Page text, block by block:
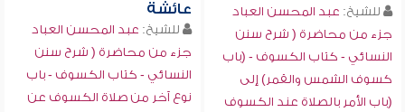
للشيخ: عبد المحسن العباد
جزء من محاضرة ( شرح سنن
النسائي - كتاب الكسوف - (باب
كسوف الشمس والقمر) إلى
(باب الأمر بالصلاة عند الكسوف
عائشة
للشيخ: عبد المحسن العباد
جزء من محاضرة ( شرح سنن
النسائي - كتاب الكسوف - باب
نوع آخر من صلاة الكسوف عن